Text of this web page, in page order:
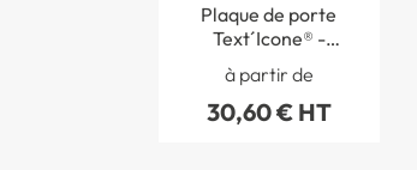
Plaque de porte
Text´Icone® -
Personnalisée - H
60 x L 160 mm
à partir de
30,60 € HT